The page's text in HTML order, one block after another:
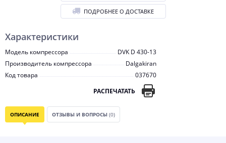
Характеристики
Модель компрессора
DVK D 430-13
Производитель компрессора
Dalgakiran
Код товара
037670
РАСПЕЧАТАТЬ
ПОДРОБНЕЕ О ДОСТАВКЕ
ОПИСАНИЕ ОТЗЫВЫ И ВОПРОСЫ (0)